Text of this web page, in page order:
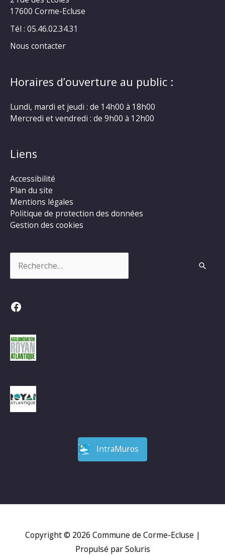
17600 Corme-Ecluse
Tél : 05.46.02.34.31
Nous contacter
Horaires d’ouverture au public :
Lundi, mardi et jeudi : de 14h00 à 18h00
Mercredi et vendredi : de 9h00 à 12h00
Liens
Accessibilité
Plan du site
Mentions légales
Politique de protection des données
Gestion des cookies
Facebook
IntraMuros
Copyright © 2026 Commune de Corme-Ecluse |
Propulsé par Soluris